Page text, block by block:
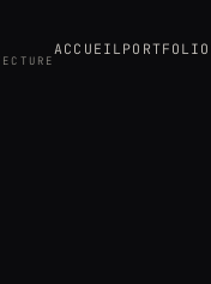
ACCUEIL PORTFOLIO